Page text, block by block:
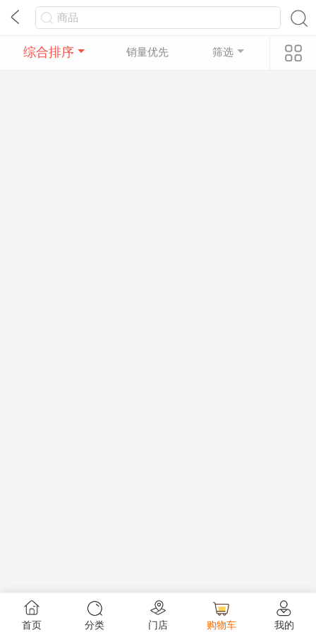
综合排序 销量优先 筛选
首页 分类 门店 购物车 我的